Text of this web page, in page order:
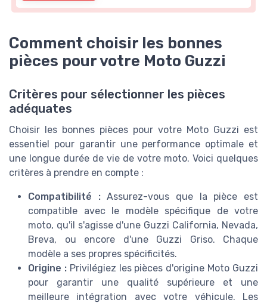
Comment choisir les bonnes
pièces pour votre Moto Guzzi
Critères pour sélectionner les pièces
adéquates
Choisir les bonnes pièces pour votre Moto Guzzi est
essentiel pour garantir une performance optimale et
une longue durée de vie de votre moto. Voici quelques
critères à prendre en compte :
Compatibilité :Assurez-vous que la pièce est
compatible avec le modèle spécifique de votre
moto, qu'il s'agisse d'une Guzzi California, Nevada,
Breva, ou encore d'une Guzzi Griso. Chaque
modèle a ses propres spécificités.
Origine :Privilégiez les pièces d'origine Moto Guzzi
pour garantir une qualité supérieure et une
meilleure intégration avec votre véhicule. Les